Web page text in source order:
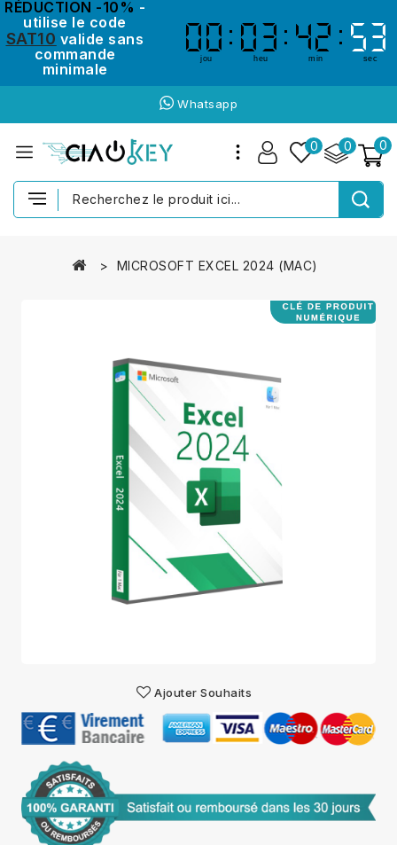
RÉDUCTION -10% -
utilise le code
SAT10 valide sans
commande
minimale
00
00
jou
03
03
heu
42
42
min
53
53
sec
Whatsapp
0
0
0
MICROSOFT EXCEL 2024 (MAC)
Ajouter Souhaits